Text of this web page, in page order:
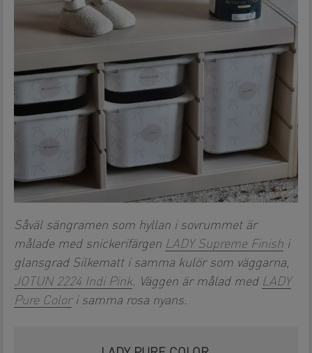
Såväl sängramen som hyllan i sovrummet är
målade med snickerifärgen LADY Supreme Finish i
glansgrad Silkematt i samma kulör som väggarna,
JOTUN 2224 Indi Pink. Väggen är målad med LADY
Pure Colori samma rosa nyans.